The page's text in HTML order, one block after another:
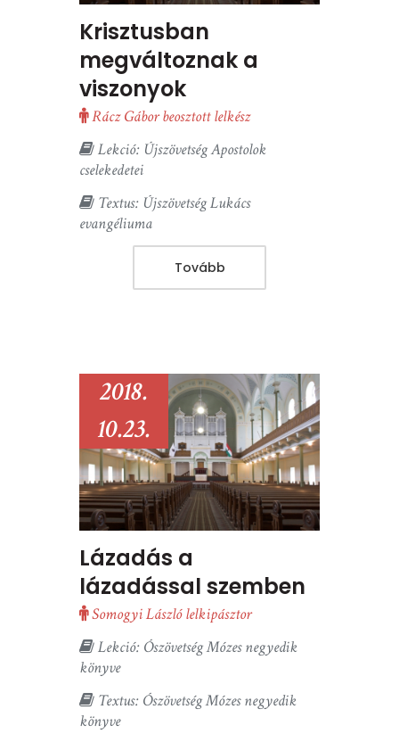
Krisztusban
megváltoznak a
viszonyok
Rácz Gábor beosztott lelkész
Lekció: Újszövetség Apostolok
cselekedetei
Textus: Újszövetség Lukács
evangéliuma
Tovább
Lázadás a
lázadással szemben
2018.
10.23.
Somogyi László lelkipásztor
Lekció: Ószövetség Mózes negyedik
könyve
Textus: Ószövetség Mózes negyedik
könyve